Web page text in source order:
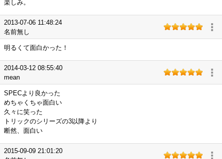
楽しみ。
2013-07-06 11:48:24
名前無し
明るくて面白かった！
2014-03-12 08:55:40
mean
SPECより良かった
めちゃくちゃ面白い
久々に笑った
トリックのシリーズの3以降より
断然、面白い
2015-09-09 21:01:20